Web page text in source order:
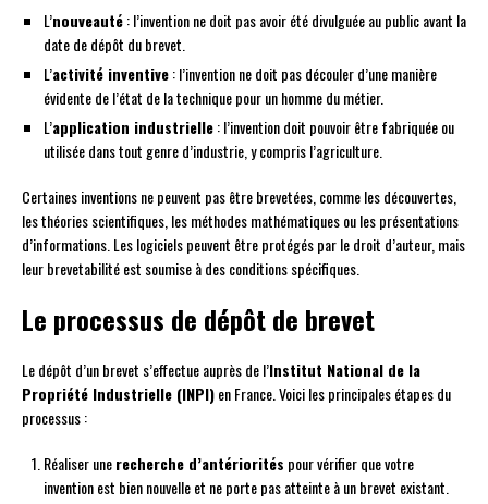
L’nouveauté: l’invention ne doit pas avoir été divulguée au public avant la
date de dépôt du brevet.
L’activité inventive: l’invention ne doit pas découler d’une manière
évidente de l’état de la technique pour un homme du métier.
L’application industrielle: l’invention doit pouvoir être fabriquée ou
utilisée dans tout genre d’industrie, y compris l’agriculture.
Certaines inventions ne peuvent pas être brevetées, comme les découvertes,
les théories scientifiques, les méthodes mathématiques ou les présentations
d’informations. Les logiciels peuvent être protégés par le droit d’auteur, mais
leur brevetabilité est soumise à des conditions spécifiques.
Le processus de dépôt de brevet
Le dépôt d’un brevet s’effectue auprès de l’Institut National de la
Propriété Industrielle (INPI)en France. Voici les principales étapes du
processus :
Réaliser unerecherche d’antériorités pour vérifier que votre
invention est bien nouvelle et ne porte pas atteinte à un brevet existant.